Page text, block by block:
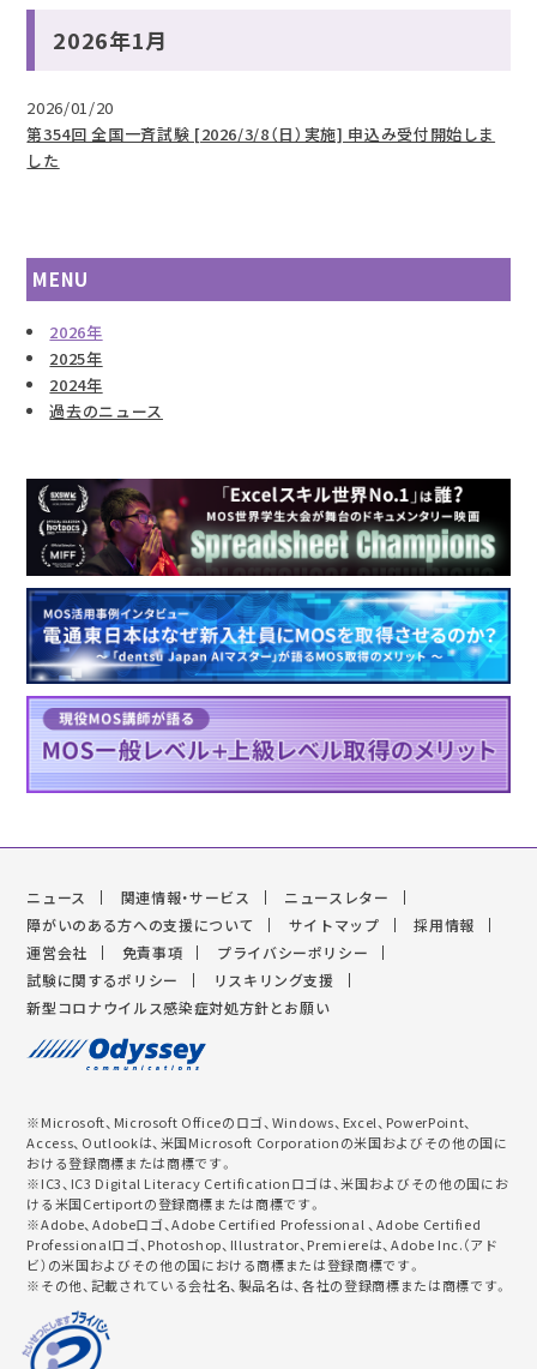
2026年1月
2026/01/20
第354回 全国一斉試験 [2026/3/8（日）実施] 申込み受付開始しま
した
MENU
2026年
2025年
2024年
過去のニュース
ニュース 関連情報・サービス
ニュースレター
障がいのある方への支援について
サイトマップ
採用情報
運営会社
免責事項
プライバシーポリシー
試験に関するポリシー
リスキリング支援
新型コロナウイルス感染症対処方針とお願い
※Microsoft、Microsoft Officeのロゴ、Windows、Excel、PowerPoint、
Access、Outlookは、米国Microsoft Corporationの米国およびその他の国に
おける登録商標または商標です。
※IC3、IC3 Digital Literacy Certificationロゴは、米国およびその他の国にお
ける米国Certiportの登録商標または商標です。
※Adobe、Adobeロゴ、Adobe Certified Professional 、Adobe Certified
Professionalロゴ、Photoshop、Illustrator、Premiereは、Adobe Inc.（アド
ビ）の米国およびその他の国における商標または登録商標です。
※その他、記載されている会社名、製品名は、各社の登録商標または商標です。